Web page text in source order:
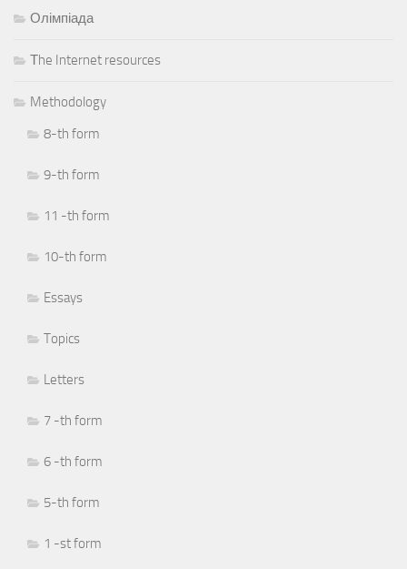
Олімпіада
Тhe Internet resources
Methodology
8-th form
9-th form
11 -th form
10-th form
Essays
Topics
Letters
7 -th form
6 -th form
5-th form
1 -st form